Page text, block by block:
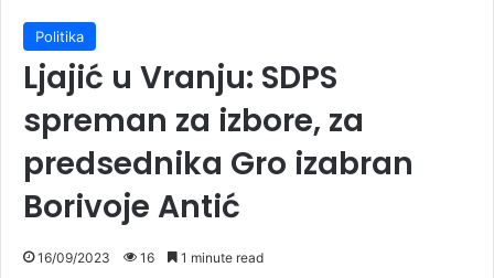
Politika
Ljajić u Vranju: SDPS
spreman za izbore, za
predsednika Gro izabran
Borivoje Antić
16/09/2023 16 1 minute read